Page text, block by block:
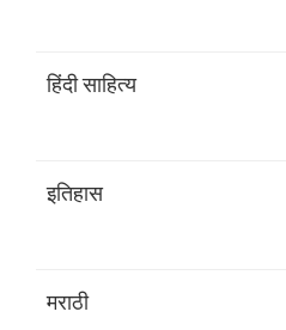
हिंदी साहित्य
इतिहास
मराठी